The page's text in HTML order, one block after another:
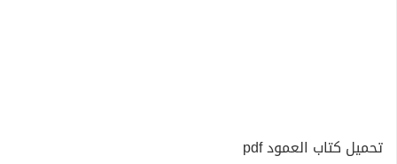
تحميل كتاب العمود pdf